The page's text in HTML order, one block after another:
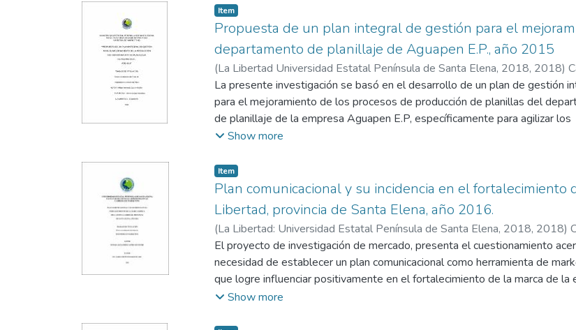
navieras, utilizando como técnicas de recolección de datos la entrevista y
con instrumentos dirigidas al objeto de estudio, que a través de criterios
determinar si es importante la mercadotecnia en las agencias navieras, de
resultados se establece la formulación e implementación de las estrategias
gerenciales para mejorar competitividad en el mercado marítimo local,
internacional, conllevando, a cumplir con el objetivo fijado de estas
navieras de la Provincia de Santa Elena.
Item
Propuesta de un plan integral de gestión para el
departamento de planillaje de Aguapen E.P., año 2015
(La Libertad Universidad Estatal Península de Santa Elena, 2018, 2018)
Gonzabay, Jimmy
La presente investigación se basó en el desarrollo de un plan de gestión
para el mejoramiento de los procesos de producción de planillas del
de planillaje de la empresa Aguapen E.P, específicamente para agilizar los
procesos de liquidaciones tales como dar seguimiento, control y
La propuesta estuvo direccionada en el tipo de investigación descriptiva
diferentes técnicas y herramientas de recolección de datos. Para la
plan de gestión se utilizó como guía diferentes modelos de planificación,
organización, equipo de trabajo y gestión por procesos, que sirve de
la aplicación de estrategias que facilite la toma de decisiones para la
continua de la producción. Finalmente se presenta la implementación del
plan de gestión integral originando un mejor desempeño en la producción.
Show more
Item
Plan comunicacional y su incidencia en el fortalecimiento
Libertad, provincia de Santa Elena, año 2016.
(La Libertad: Universidad Estatal Península de Santa Elena, 2018, 2018)
Pinoargote, Jairo
El proyecto de investigación de mercado, presenta el cuestionamiento
necesidad de establecer un plan comunicacional como herramienta de
que logre influenciar positivamente en el fortalecimiento de la marca de la
Edimca a nivel local, y que a su vez esto sea determinante en el crecimiento
Show more